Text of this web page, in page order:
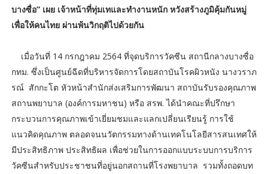
บางซื่อ” เผย เจ้าหน้าที่ทุ่มเทและทำงานหนัก หวังสร้างภูมิคุ้มกันหมู่
เพื่อให้คนไทย ผ่านพ้นวิกฤติไปด้วยกัน
เมื่อวันที่ 14 กรกฎาคม 2564 ที่จุดบริการวัคซีน สถานีกลางบางซื่อ
กทม. ซึ่งเป็นศูนย์ฉีดที่บริหารจัดการโดยสถาบันโรคผิวหนัง นางวราภ
รณ์ สักกะโต หัวหน้าสำนักส่งเสริมการพัฒนา สถาบันรับรองคุณภาพ
สถานพยาบาล (องค์การมหาชน) หรือ สรพ. ได้นำคณะที่ปรึกษา
กระบวนการคุณภาพเข้าเยี่ยมชมและแลกเปลี่ยนเรียนรู้ การใช้
แนวคิดคุณภาพ ตลอดจนนวัตกรรมทางด้านเทคโนโลยีสารสนเทศให้
มีประสิทธิภาพ ประสิทธิผล เพื่อช่วยในการออกแบบระบบการบริการ
วัคซีนสำหรับประชาชนที่อยู่นอกสถานที่โรงพยาบาล รวมทั้งถอดบท